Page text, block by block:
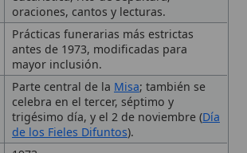
Parte central de laMisa ; también se
celebra en el tercer, séptimo y
trigésimo día, y el 2 de noviembre (Día
de los Fieles Difuntos).
1973
Laliturgiaromana deexequias
evolucionó; en 1973 laCongregación
para la Doctrina de la Fe suavizó
restricciones para fieles en
antes de lamuerte.